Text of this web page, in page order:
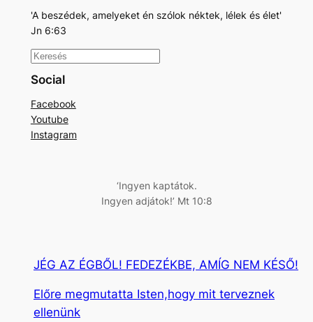
'A beszédek, amelyeket én szólok néktek, lélek és élet'
Jn 6:63
K
e
e
s
Social
Facebook
Youtube
Instagram
‘Ingyen kaptátok.
Ingyen adjátok!’ Mt 10:8
JÉG AZ ÉGBŐL! FEDEZÉKBE, AMÍG NEM KÉSŐ!
Előre megmutatta Isten,hogy mit terveznek
ellenünk